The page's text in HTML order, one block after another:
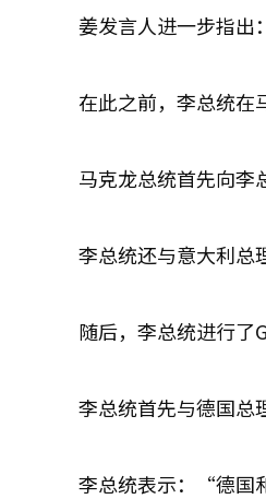
姜发言人进一步指出
在此之前，李总统在
马克龙总统首先向
李总统还与意大利总
随后，李总统进行了
李总统首先与德国总
李总统表示：“德国